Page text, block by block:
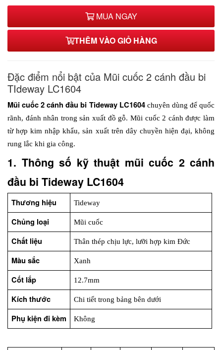
MUA NGAY
THÊM VÀO GIỎ HÀNG
Đặc điểm nổi bật của Mũi cuốc 2 cánh đầu bi
TIdeway LC1604
Mũi cuốc 2 cánh đầu bi Tideway LC1604 chuyên dùng để quốc
rãnh, đánh nhân trong sản xuất đồ gỗ. Mũi cuốc 2 cánh được làm
từ hợp kim nhập khẩu, sản xuất trên dây chuyền hiện đại, không
rung lắc khi gia công.
1. Thông số kỹ thuật mũi cuốc 2 cánh
đầu bi Tideway LC1604
Thương hiệu Tideway
Chủng loại Mũi cuốc
Chất liệu Thân thép chịu lực, lưỡi hợp kim Đức
Màu sắc Xanh
Cốt lắp 12.7mm
Kích thước Chi tiết trong bảng bên dưới
Phụ kiện đi kèm Không